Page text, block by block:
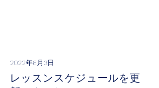
2022年6月3日
レッスンスケジュールを更